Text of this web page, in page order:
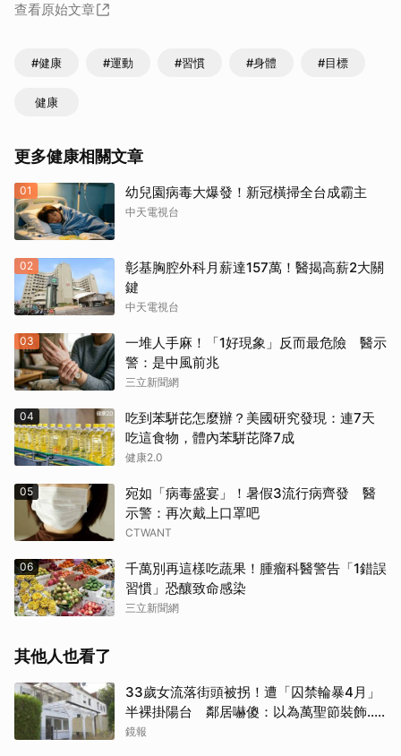
查看原始文章
#健康 #運動 #習慣 #身體 #目標
健康
更多健康相關文章
01 幼兒園病毒大爆發！新冠橫掃全台成霸主
中天電視台
02
彰基胸腔外科月薪達157萬！醫揭高薪2大關
鍵
中天電視台
03
一堆人手麻！「1好現象」反而最危險 醫示
警：是中風前兆
三立新聞網
04
吃到苯駢芘怎麼辦？美國研究發現：連7天
吃這食物，體內苯駢芘降7成
健康2.0
05
宛如「病毒盛宴」！暑假3流行病齊發 醫
示警：再次戴上口罩吧
CTWANT
06
千萬別再這樣吃蔬果！腫瘤科醫警告「1錯誤
習慣」恐釀致命感染
三立新聞網
其他人也看了
33歲女流落街頭被拐！遭「囚禁輪暴4月」
半裸掛陽台 鄰居嚇傻：以為萬聖節裝飾...
主謀竟與妻小同住
鏡報